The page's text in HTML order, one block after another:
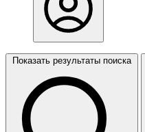
Показать результаты поиска